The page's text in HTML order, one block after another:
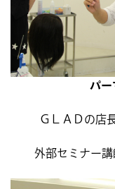
パ
ＧＬＡＤの店
外部セミナー講